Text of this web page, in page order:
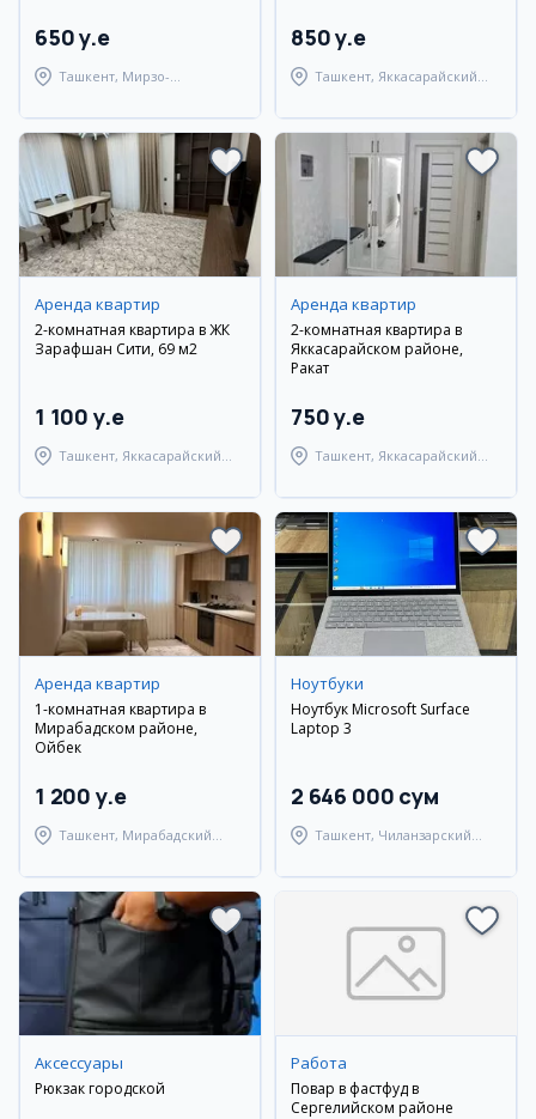
650 y.e
Ташкент, Мирзо-
850 y.e
Ташкент, Яккасарайский
Аренда квартир
2-комнатная квартира в ЖК
Зарафшан Сити, 69 м2
1 100 y.e
Ташкент, Яккасарайский
Аренда квартир
2-комнатная квартира в
Яккасарайском районе,
Ракат
750 y.e
Ташкент, Яккасарайский
Аренда квартир
1-комнатная квартира в
Мирабадском районе,
Ойбек
1 200 y.e
Ташкент, Мирабадский
Ноутбуки
Ноутбук Microsoft Surface
Laptop 3
2 646 000 сум
Ташкент, Чиланзарский
Аксессуары
Рюкзак городской
Работа
Повар в фастфуд в
Сергелийском районе